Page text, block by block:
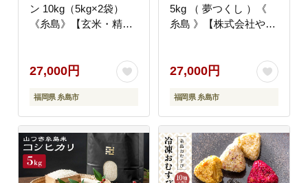
ン 10kg（5kg×2袋）
《糸島》【玄米・精米
27,000円
福岡県 糸島市
5kg （ 夢つくし ）《
糸島 》【株式会社やま
27,000円
福岡県 糸島市